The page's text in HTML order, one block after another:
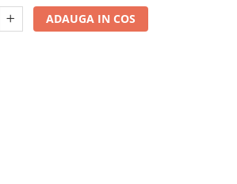
ADAUGA IN COS